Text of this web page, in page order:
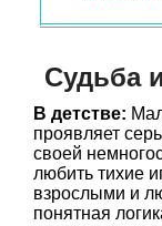
Судьба
В детстве:
проявляет
своей
любить тихие
взрослыми и
понятная